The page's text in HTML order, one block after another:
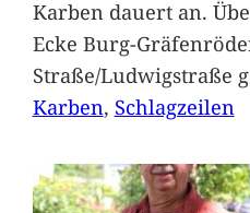
Karben dauert an.
Ecke Burg-
Straße/Ludwigstraße
Karben, Schlagzeilen